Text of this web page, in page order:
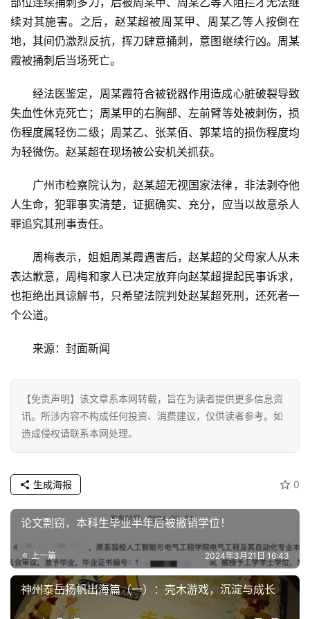
续对其施害。之后，赵某超被周某甲、周某乙等人按倒在
地，其间仍激烈反抗，挥刀肆意捅刺，意图继续行凶。周某
霞被捅刺后当场死亡。
经法医鉴定，周某霞符合被锐器作用造成心脏破裂导致
失血性休克死亡；周某甲的右胸部、左前臂等处被刺伤，损
伤程度属轻伤二级；周某乙、张某佰、郭某培的损伤程度均
为轻微伤。赵某超在现场被公安机关抓获。
广州市检察院认为，赵某超无视国家法律，非法剥夺他
人生命，犯罪事实清楚，证据确实、充分，应当以故意杀人
罪追究其刑事责任。
周梅表示，姐姐周某霞遇害后，赵某超的父母家人从未
表达歉意，周梅和家人已决定放弃向赵某超提起民事诉求，
也拒绝出具谅解书，只希望法院判处赵某超死刑，还死者一
个公道。
来源：封面新闻
【免责声明】该文章系本网转载，旨在为读者提供更多信息资
讯。所涉内容不构成任何投资、消费建议，仅供读者参考。如
造成侵权请联系本网处理。
0
生成海报
论文剽窃，本科生毕业半年后被撤销学位！
上一篇 2024年3月21日 16:43
神州泰岳扬帆出海篇（一）：壳木游戏，沉淀与成长